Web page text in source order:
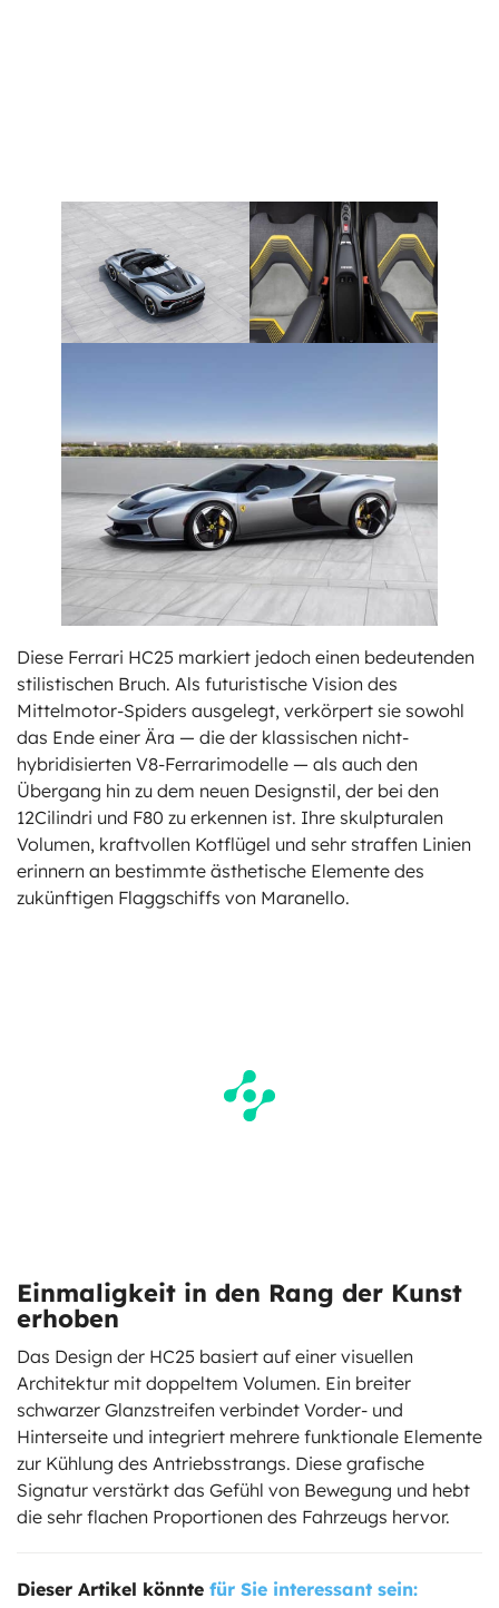
Diese Ferrari HC25 markiert jedoch einen bedeutenden
stilistischen Bruch. Als futuristische Vision des
Mittelmotor-Spiders ausgelegt, verkörpert sie sowohl
das Ende einer Ära — die der klassischen nicht-
hybridisierten V8-Ferrarimodelle — als auch den
Übergang hin zu dem neuen Designstil, der bei den
12Cilindri und F80 zu erkennen ist. Ihre skulpturalen
Volumen, kraftvollen Kotflügel und sehr straffen Linien
erinnern an bestimmte ästhetische Elemente des
zukünftigen Flaggschiffs von Maranello.
Einmaligkeit in den Rang der Kunst
erhoben
Das Design der HC25 basiert auf einer visuellen
Architektur mit doppeltem Volumen. Ein breiter
schwarzer Glanzstreifen verbindet Vorder- und
Hinterseite und integriert mehrere funktionale Elemente
zur Kühlung des Antriebsstrangs. Diese grafische
Signatur verstärkt das Gefühl von Bewegung und hebt
die sehr flachen Proportionen des Fahrzeugs hervor.
Dieser Artikel könnte für Sie interessant sein: